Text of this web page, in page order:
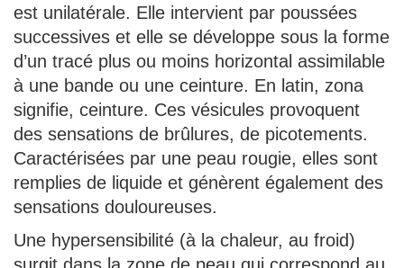
est unilatérale. Elle intervient par poussées
successives et elle se développe sous la forme
d’un tracé plus ou moins horizontal assimilable
à une bande ou une ceinture. En latin, zona
signifie, ceinture. Ces vésicules provoquent
des sensations de brûlures, de picotements.
Caractérisées par une peau rougie, elles sont
remplies de liquide et génèrent également des
sensations douloureuses.
Une hypersensibilité (à la chaleur, au froid)